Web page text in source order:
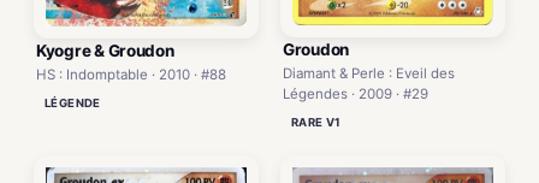
Kyogre & Groudon
HS : Indomptable · 2010 · #88
LÉGENDE
Groudon
Diamant & Perle : Eveil des
Légendes · 2009 · #29
RARE V1